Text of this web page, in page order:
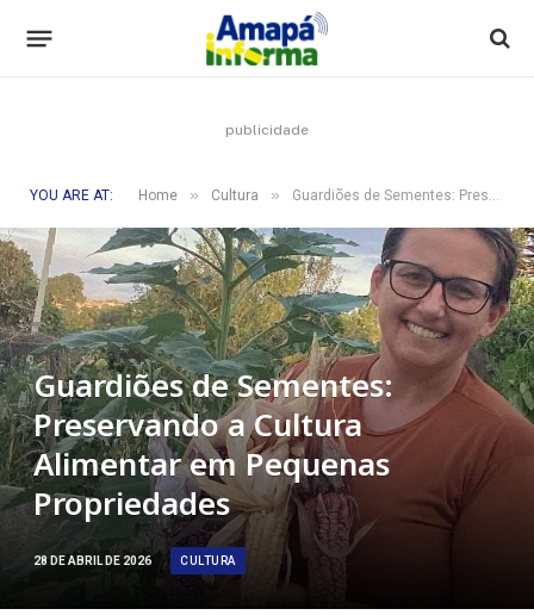
publicidade
YOU ARE AT: Home » Cultura » Guardiões de Sementes: Preservando a Cultura Alimentar em Pequenas Propriedades
Guardiões de Sementes:
Preservando a Cultura
Alimentar em Pequenas
Propriedades
28 DE ABRIL DE 2026 CULTURA